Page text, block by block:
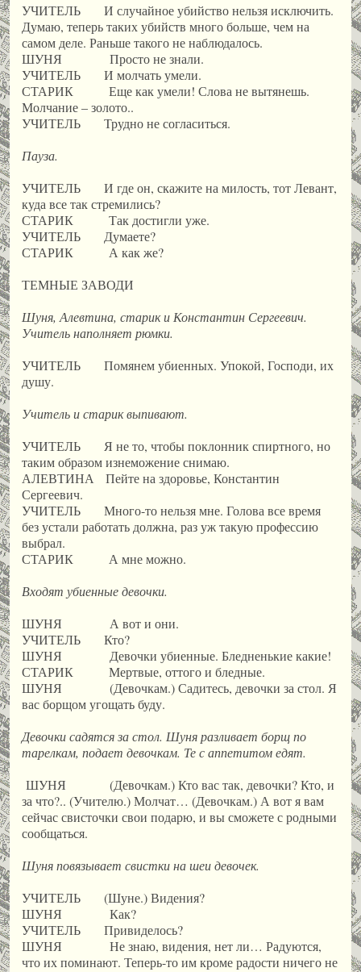
УЧИТЕЛЬ И случайное убийство нельзя исключить.
Думаю, теперь таких убийств много больше, чем на
самом деле. Раньше такого не наблюдалось.
ШУНЯ Просто не знали.
УЧИТЕЛЬ И молчать умели.
СТАРИК Еще как умели! Слова не вытянешь.
Молчание – золото..
УЧИТЕЛЬ Трудно не согласиться.
Пауза.
УЧИТЕЛЬ И где он, скажите на милость, тот Левант,
куда все так стремились?
СТАРИК Так достигли уже.
УЧИТЕЛЬ Думаете?
СТАРИК А как же?
ТЕМНЫЕ ЗАВОДИ
Шуня, Алевтина, старик и Константин Сергеевич.
Учитель наполняет рюмки.
УЧИТЕЛЬ Помянем убиенных. Упокой, Господи, их
душу.
Учитель и старик выпивают.
УЧИТЕЛЬ Я не то, чтобы поклонник спиртного, но
таким образом изнеможение снимаю.
АЛЕВТИНА Пейте на здоровье, Константин
Сергеевич.
УЧИТЕЛЬ Много-то нельзя мне. Голова все время
без устали работать должна, раз уж такую профессию
выбрал.
СТАРИК А мне можно.
Входят убиенные девочки.
ШУНЯ А вот и они.
УЧИТЕЛЬ Кто?
ШУНЯ Девочки убиенные. Бледненькие какие!
СТАРИК Мертвые, оттого и бледные.
ШУНЯ (Девочкам.) Садитесь, девочки за стол. Я
вас борщом угощать буду.
Девочки садятся за стол. Шуня разливает борщ по
тарелкам, подает девочкам. Те с аппетитом едят.
ШУНЯ (Девочкам.) Кто вас так, девочки? Кто, и
за что?.. (Учителю.) Молчат… (Девочкам.) А вот я вам
сейчас свисточки свои подарю, и вы сможете с родными
сообщаться.
Шуня повязывает свистки на шеи девочек.
УЧИТЕЛЬ (Шуне.) Видения?
ШУНЯ Как?
УЧИТЕЛЬ Привиделось?
ШУНЯ Не знаю, видения, нет ли… Радуются,
что их поминают. Теперь-то им кроме радости ничего не